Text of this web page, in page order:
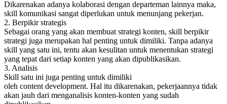
Dikarenakan adanya kolaborasi dengan departeman lainnya maka,
skill komunikasi sangat diperlukan untuk menunjang pekerjan.
2. Berpikir strategis
Sebagai orang yang akan membuat strategi konten, skill berpikir
strategi juga merupakan hal penting untuk dimiliki. Tanpa adanya
skill yang satu ini, tentu akan kesulitan untuk menentukan strategi
yang tepat dari setiap konten yang akan dipublikasikan.
3. Analisis
Skill satu ini juga penting untuk dimiliki
oleh content development. Hal itu dikarenakan, pekerjaannya tidak
akan jauh dari menganalisis konten-konten yang sudah